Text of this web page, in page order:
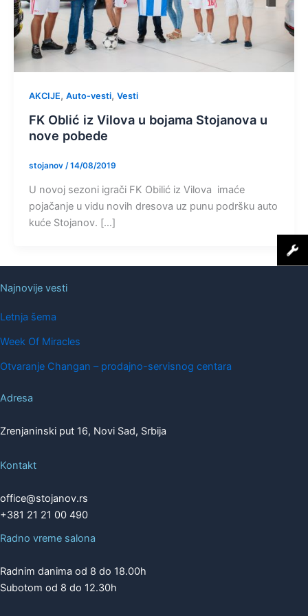
AKCIJE, Auto-vesti, Vesti
FK Oblić iz Vilova u bojama Stojanova u
nove pobede
stojanov /14/08/2019
U novoj sezoni igrači FK Obilić iz Vilova imaće
pojačanje u vidu novih dresova uz punu podršku auto
kuće Stojanov. […]
Najnovije vesti
Letnja šema
Week Of Miracles
Otvaranje Changan – prodajno-servisnog centara
Adresa
Zrenjaninski put 16, Novi Sad, Srbija
Kontakt
office@stojanov.rs
+381 21 21 00 490
Radno vreme salona
Radnim danima od 8 do 18.00h
Subotom od 8 do 12.30h